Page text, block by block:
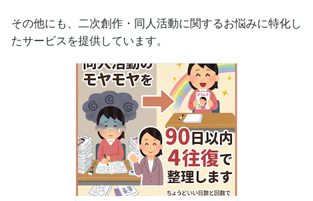
その他にも、二次創作・同人活動に関するお悩みに特化し
たサービスを提供しています。